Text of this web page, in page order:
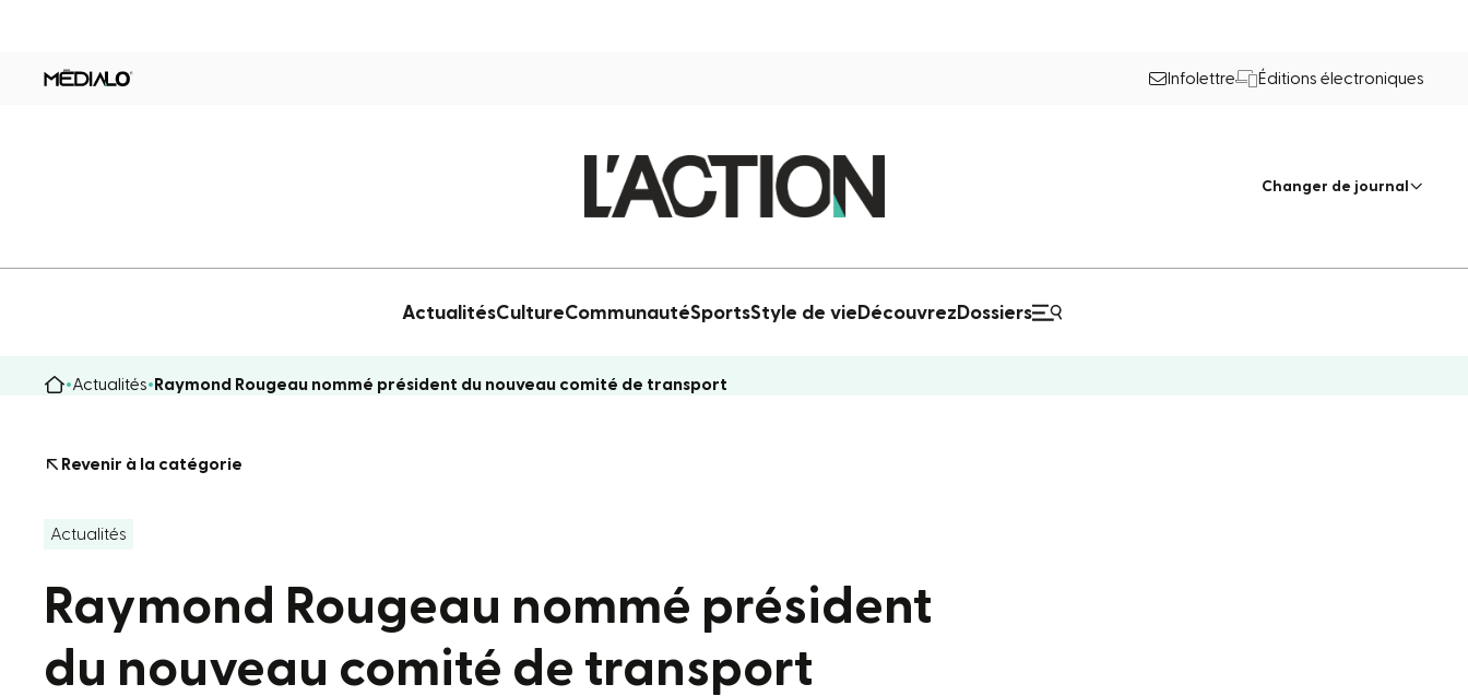
Infolettre Éditions électroniques
Changer de journal
ActualitésCultureCommunautéSportsStyle de vie Découvrez Dossiers
Actualités Raymond Rougeau nommé président du nouveau comité de transport
Revenir à la catégorie
Actualités
Raymond Rougeau nommé président
du nouveau comité de transport